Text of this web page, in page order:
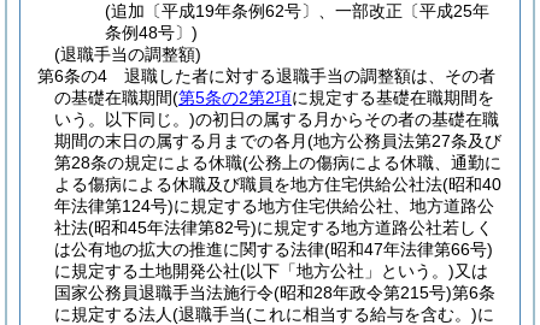
(追加〔平成19年条例62号〕、一部改正〔平成25年
条例48号〕)
(退職手当の調整額)
第6条の4
退職した者に対する退職手当の調整額は、その者
の基礎在職期間(第5条の2第2項に規定する基礎在職期間を
いう。以下同じ。)の初日の属する月からその者の基礎在職
期間の末日の属する月までの各月(地方公務員法第27条及び
第28条の規定による休職(公務上の傷病による休職、通勤に
よる傷病による休職及び職員を地方住宅供給公社法(昭和40
年法律第124号)に規定する地方住宅供給公社、地方道路公
社法(昭和45年法律第82号)に規定する地方道路公社若しく
は公有地の拡大の推進に関する法律(昭和47年法律第66号)
に規定する土地開発公社(以下「地方公社」という。)又は
国家公務員退職手当法施行令(昭和28年政令第215号)第6条
に規定する法人(退職手当(これに相当する給与を含む。)に